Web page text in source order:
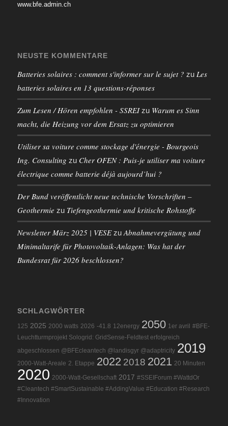
www.bfe.admin.ch
NEUSTE KOMMENTARE
Batteries solaires : comment s'informer sur le sujet ? zu Les
batteries solaires en 13 questions-réponses
Zum Lesen / Hören empfohlen - SSREIzu Warum es Sinn
macht, die Heizung vor dem Ersatz zu optimieren
Utiliser sa voiture comme stockage d'énergie - Bourgeois
Ing. Consulting zu Cher OFEN : Puis-je utiliser ma voiture
électrique comme batterie déjà aujourd’hui ?
Der Bund veröffentlicht neue technische Vorschriften –
Geothermie zu Tiefengeothermie und kritische Rohstoffe
Newsletter März 2025 | VESEzu Abnahmevergütung und
Minimaltarife für Photovoltaik-Anlagen: Was hat der
Bundesrat für 2026 beschlossen?
SCHLAGWÖRTER
125 2025 2000 watts 2026 -41.8 12energy 2050 1er avril #BFE-
Leuchtturmprojekt Sologrid: GridSense-Feldtest erfolgreich
abgeschlossen @BFEcleantech @landisgyr @adaptricity 2019
2000-Watt-Areale 2. Etappe 2022 2018 2021 20 Minuten
2020 2000-Watt-Gesellschaft 2017 #SSEIForum #WattdOr
#Cleantech #SmartSustainable #AddingValue #Education #Research
#Innovation